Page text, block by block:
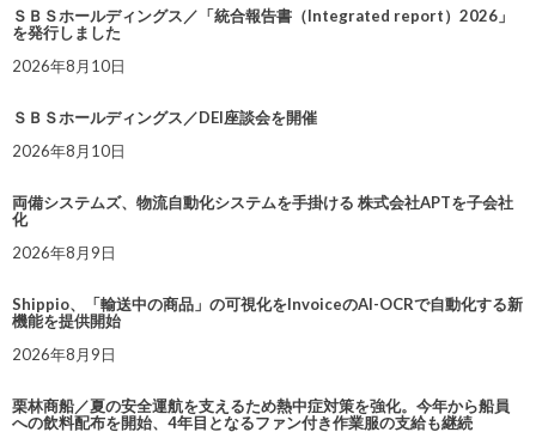
ＳＢＳホールディングス／「統合報告書（Integrated report）2026」
を発行しました
2026年8月10日
ＳＢＳホールディングス／DEI座談会を開催
2026年8月10日
両備システムズ、物流自動化システムを手掛ける 株式会社APTを子会社
化
2026年8月9日
Shippio、「輸送中の商品」の可視化をInvoiceのAI-OCRで自動化する新
機能を提供開始
2026年8月9日
栗林商船／夏の安全運航を支えるため熱中症対策を強化。今年から船員
への飲料配布を開始、4年目となるファン付き作業服の支給も継続